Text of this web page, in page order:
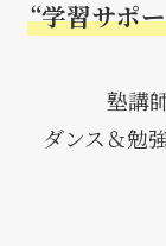
“学習サポ
塾講
ダンス＆勉